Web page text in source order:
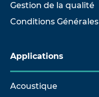
Gestion de la qualité
Conditions Générales
Applications
Acoustique